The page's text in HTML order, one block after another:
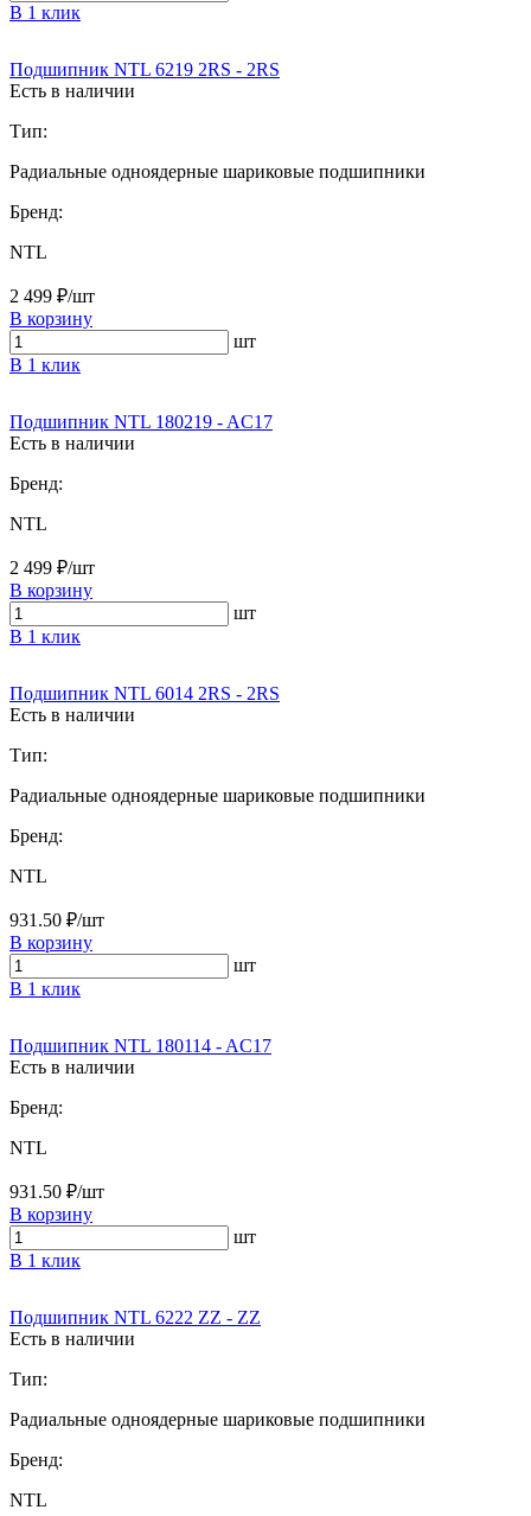
В 1 клик
Подшипник NTL 6219 2RS - 2RS
Есть в наличии
Тип:
Радиальные одноядерные шариковые подшипники
Бренд:
NTL
2 499 ₽/шт
В корзину
шт
В 1 клик
Подшипник NTL 180219 - AC17
Есть в наличии
Бренд:
NTL
2 499 ₽/шт
В корзину
шт
В 1 клик
Подшипник NTL 6014 2RS - 2RS
Есть в наличии
Тип:
Радиальные одноядерные шариковые подшипники
Бренд:
NTL
931.50 ₽/шт
В корзину
шт
В 1 клик
Подшипник NTL 180114 - AC17
Есть в наличии
Бренд:
NTL
931.50 ₽/шт
В корзину
шт
В 1 клик
Подшипник NTL 6222 ZZ - ZZ
Есть в наличии
Тип:
Радиальные одноядерные шариковые подшипники
Бренд:
NTL